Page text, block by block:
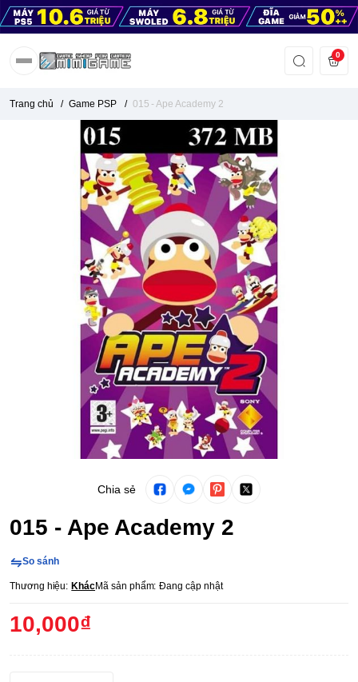
0
Trang chủ / Game PSP / 015 - Ape Academy 2
Chia sẻ
015 - Ape Academy 2
So sánh
Thương hiệu: KhácMã sản phẩm: Đang cập nhật
10,000₫